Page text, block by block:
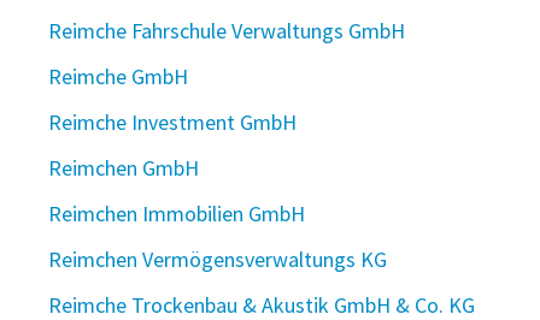
Reimche Fahrschule Verwaltungs GmbH
Reimche GmbH
Reimche Investment GmbH
Reimchen GmbH
Reimchen Immobilien GmbH
Reimchen Vermögensverwaltungs KG
Reimche Trockenbau & Akustik GmbH & Co. KG